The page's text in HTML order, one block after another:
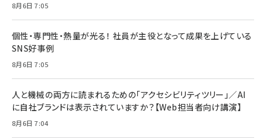
8月6日 7:05
個性・専門性・熱量が光る！ 社員が主役となって成果を上げている
SNS好事例
8月6日 7:05
人と機械の両方に読まれるための「アクセシビリティツリー」／AI
に自社ブランドは表示されていますか？【Web担当者向け講演】
8月6日 7:04